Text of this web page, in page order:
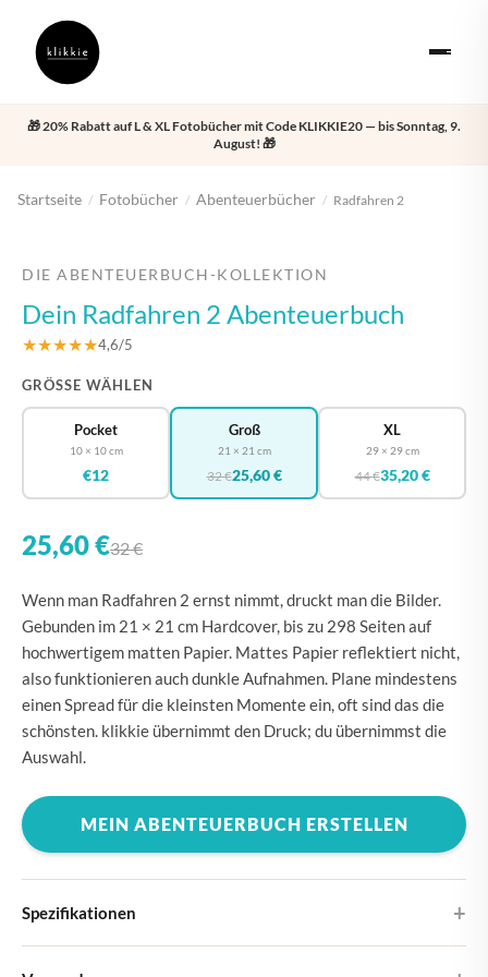
🎁 20% Rabatt auf L & XL Fotobücher mit Code KLIKKIE20 — bis Sonntag, 9.
August! 🎁
Startseite / Fotobücher / Abenteuerbücher / Radfahren 2
DIE ABENTEUERBUCH-KOLLEKTION
Dein Radfahren 2 Abenteuerbuch
★★★★★4,6/5
GRÖSSE WÄHLEN
Pocket
10 × 10 cm
€12
Groß
21 × 21 cm
32 €25,60 €
XL
29 × 29 cm
44 €35,20 €
25,60 €32 €
Wenn man Radfahren 2 ernst nimmt, druckt man die Bilder.
Gebunden im 21 × 21 cm Hardcover, bis zu 298 Seiten auf
hochwertigem matten Papier. Mattes Papier reflektiert nicht,
also funktionieren auch dunkle Aufnahmen. Plane mindestens
einen Spread für die kleinsten Momente ein, oft sind das die
schönsten. klikkie übernimmt den Druck; du übernimmst die
Auswahl.
MEIN ABENTEUERBUCH ERSTELLEN
Spezifikationen